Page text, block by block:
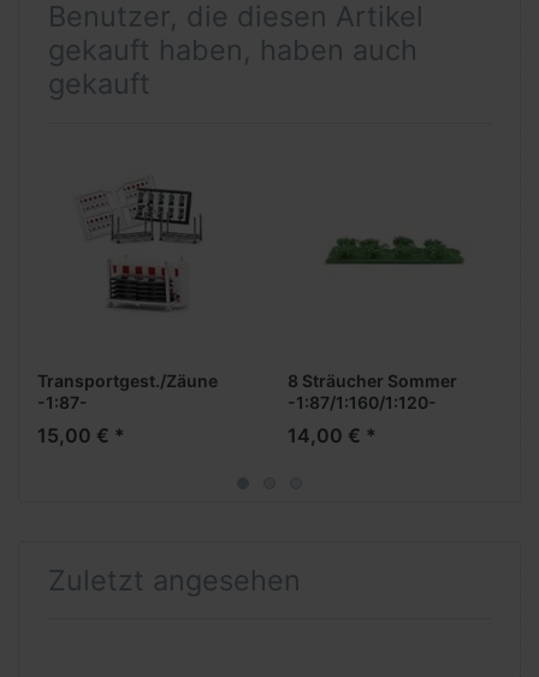
Benutzer, die diesen Artikel
gekauft haben, haben auch
gekauft
Transportgest./Zäune
-1:87-
15,00 € *
8 Sträucher Sommer
-1:87/1:160/1:120-
14,00 € *
Zuletzt angesehen